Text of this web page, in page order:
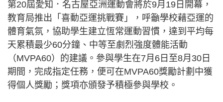
第20屆愛知．名古屋亞洲運動會將於9月19日開幕，
教育局推出「喜動亞運挑戰賽」，呼籲學校藉亞運的
體育氣氛，協助學生建立恆常運動習慣，達到平均每
天累積最少60分鐘、中等至劇烈強度體能活動
（MVPA60）的建議。參與學生在7月6日至8月30日
期間，完成指定任務，便可在MVPA60獎勵計劃中獲
得個人獎勵；獎項亦頒發予積極參與學校。